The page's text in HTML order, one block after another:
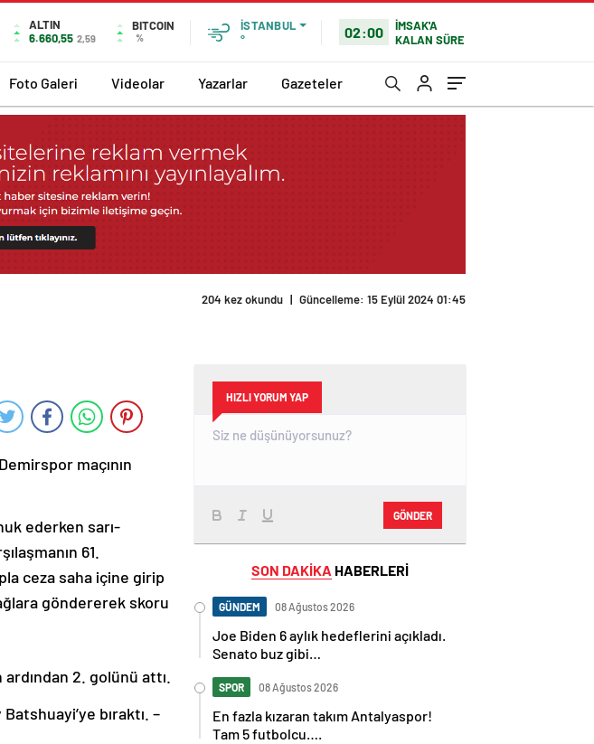
ALTIN
6.660,55 2,59
BITCOIN
%
İSTANBUL
°
02:00
İMSAK'A
KALAN SÜRE
Foto Galeri Videolar Yazarlar Gazeteler
204 kez okundu | Güncelleme: 15 Eylül 2024 01:45
maçının
ederken sarı-
61.
ceza saha içine girip
göndererek skoru
2. golünü attı.
bıraktı. –
HIZLI YORUM YAP
GÖNDER
SON DAKİKA HABERLERİ
GÜNDEM 08 Ağustos 2026
Joe Biden 6 aylık hedeflerini açıkladı.
Senato buz gibi…
SPOR 08 Ağustos 2026
En fazla kızaran takım Antalyaspor!
Tam 5 futbolcu….